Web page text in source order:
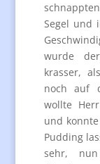
Segel und
wurde
krasser,
noch auf
wollte
und
Pudding
sehr,